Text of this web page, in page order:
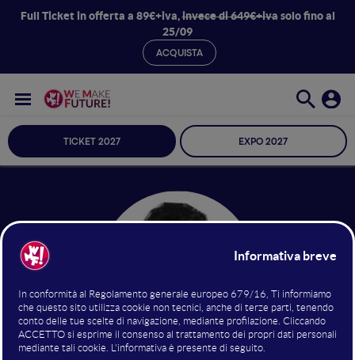
Full Ticket in offerta a 89€+iva,invece di 649€+ivasolo fino al
25/09
ACQUISTA
TICKET 2027 EXPO 2027